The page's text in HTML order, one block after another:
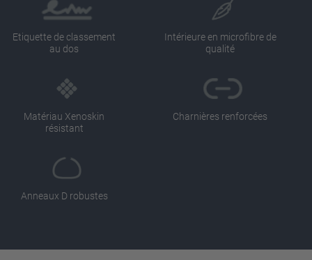
Etiquette de classement
au dos
Intérieure en microfibre de
qualité
Matériau Xenoskin
résistant
Charnières renforcées
Anneaux D robustes